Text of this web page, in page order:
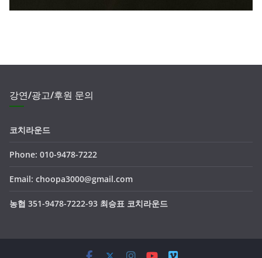
강연/광고/후원 문의
코치라운드
Phone: 010-9478-7222
Email: choopa3000@gmail.com
농협 351-9478-7222-93 최승표 코치라운드